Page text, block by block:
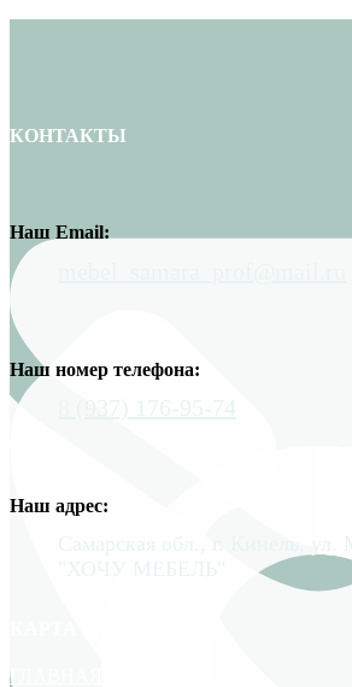
КОНТАКТЫ
Наш Email:
Наш номер телефона:
Наш адрес:
ГЛАВНАЯ